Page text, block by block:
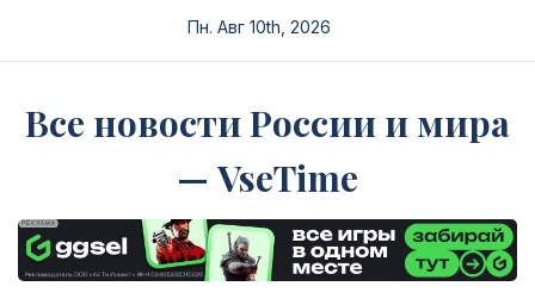
Пн. Авг 10th, 2026
Все новости России и мира
— VseTime